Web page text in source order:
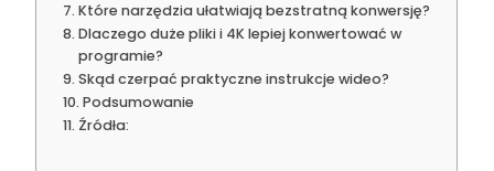
Które narzędzia ułatwiają bezstratną konwersję?
Dlaczego duże pliki i 4K lepiej konwertować w
programie?
Skąd czerpać praktyczne instrukcje wideo?
Podsumowanie
Źródła: